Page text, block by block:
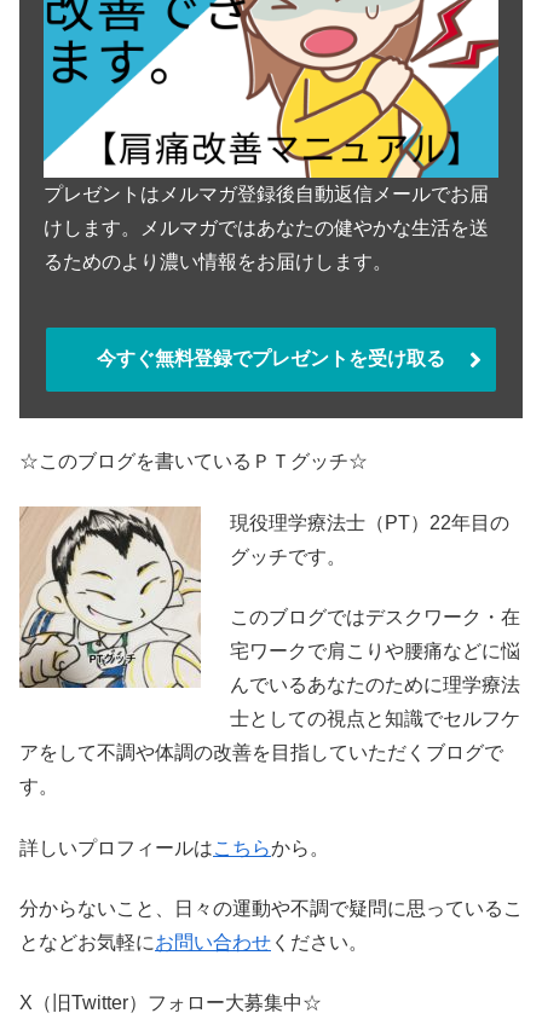
プレゼントはメルマガ登録後自動返信メールでお届
けします。メルマガではあなたの健やかな生活を送
るためのより濃い情報をお届けします。
今すぐ無料登録でプレゼントを受け取る
☆このブログを書いているＰＴグッチ☆
現役理学療法士（PT）22年目の
グッチです。
このブログではデスクワーク・在
宅ワークで肩こりや腰痛などに悩
んでいるあなたのために理学療法
士としての視点と知識でセルフケ
アをして不調や体調の改善を目指していただくブログで
す。
詳しいプロフィールはこちらから。
分からないこと、日々の運動や不調で疑問に思っているこ
となどお気軽にお問い合わせ ください。
X（旧Twitter）フォロー大募集中☆